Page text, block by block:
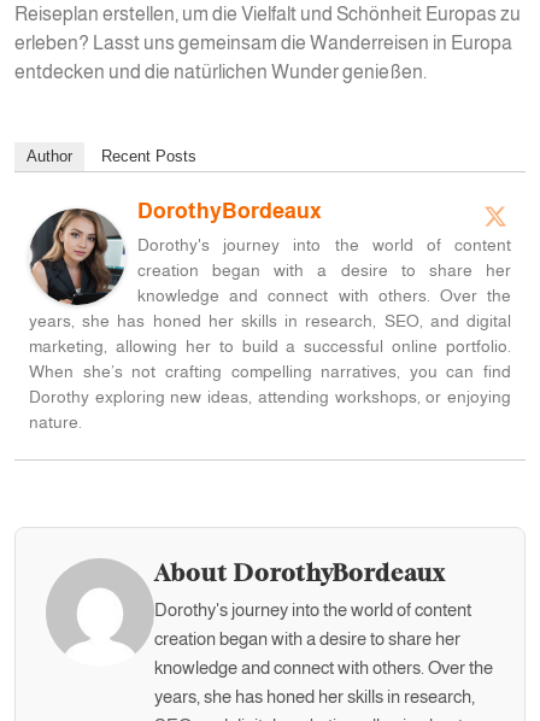
Reiseplan erstellen, um die Vielfalt und Schönheit Europas zu
erleben? Lasst uns gemeinsam die Wanderreisen in Europa
entdecken und die natürlichen Wunder genießen.
Author Recent Posts
DorothyBordeaux
Dorothy's journey into the world of content
creation began with a desire to share her
knowledge and connect with others. Over the
years, she has honed her skills in research, SEO, and digital
marketing, allowing her to build a successful online portfolio.
When she’s not crafting compelling narratives, you can find
Dorothy exploring new ideas, attending workshops, or enjoying
nature.
About DorothyBordeaux
Dorothy's journey into the world of content
creation began with a desire to share her
knowledge and connect with others. Over the
years, she has honed her skills in research,